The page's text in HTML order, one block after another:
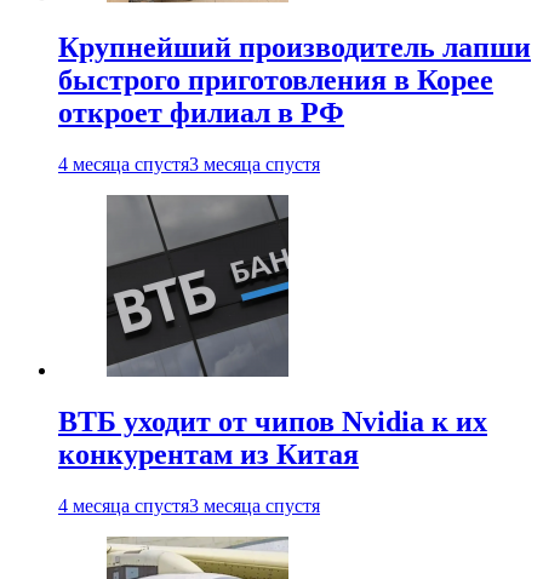
Крупнейший производитель лапши
быстрого приготовления в Корее
откроет филиал в РФ
4 месяца спустя3 месяца спустя
ВТБ уходит от чипов Nvidia к их
конкурентам из Китая
4 месяца спустя3 месяца спустя